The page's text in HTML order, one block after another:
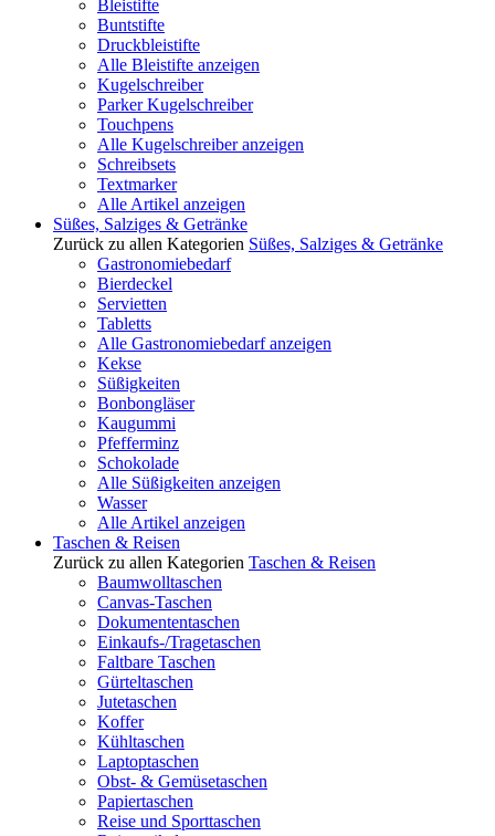
Bleistifte
Buntstifte
Druckbleistifte
Alle Bleistifte anzeigen
Kugelschreiber
Parker Kugelschreiber
Touchpens
Alle Kugelschreiber anzeigen
Schreibsets
Textmarker
Alle Artikel anzeigen
Süßes, Salziges & Getränke
Zurück zu allen Kategorien Süßes, Salziges & Getränke
Gastronomiebedarf
Bierdeckel
Servietten
Tabletts
Alle Gastronomiebedarf anzeigen
Kekse
Süßigkeiten
Bonbongläser
Kaugummi
Pfefferminz
Schokolade
Alle Süßigkeiten anzeigen
Wasser
Alle Artikel anzeigen
Taschen & Reisen
Zurück zu allen Kategorien Taschen & Reisen
Baumwolltaschen
Canvas-Taschen
Dokumententaschen
Einkaufs-/Tragetaschen
Faltbare Taschen
Gürteltaschen
Jutetaschen
Koffer
Kühltaschen
Laptoptaschen
Obst- & Gemüsetaschen
Papiertaschen
Reise und Sporttaschen